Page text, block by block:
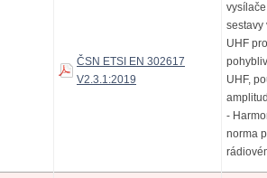
ČSN ETSI EN 302617
V2.3.1:2019
sestavy
UHF
UHF,
-
norma